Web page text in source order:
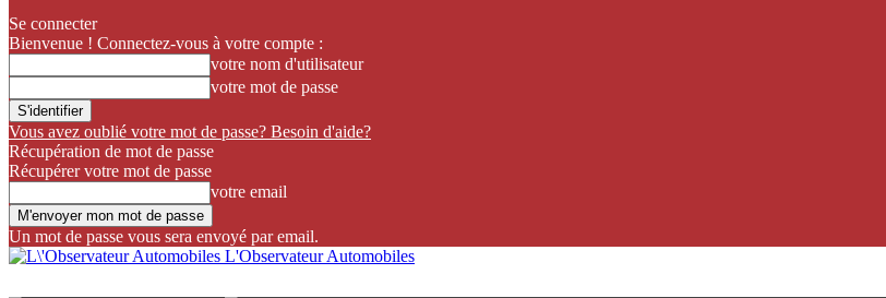
Se connecter
Bienvenue ! Connectez-vous à votre compte :
votre nom d'utilisateur
votre mot de passe
Vous avez oublié votre mot de passe? Besoin d'aide?
Récupération de mot de passe
Récupérer votre mot de passe
votre email
Un mot de passe vous sera envoyé par email.
L'Observateur Automobiles